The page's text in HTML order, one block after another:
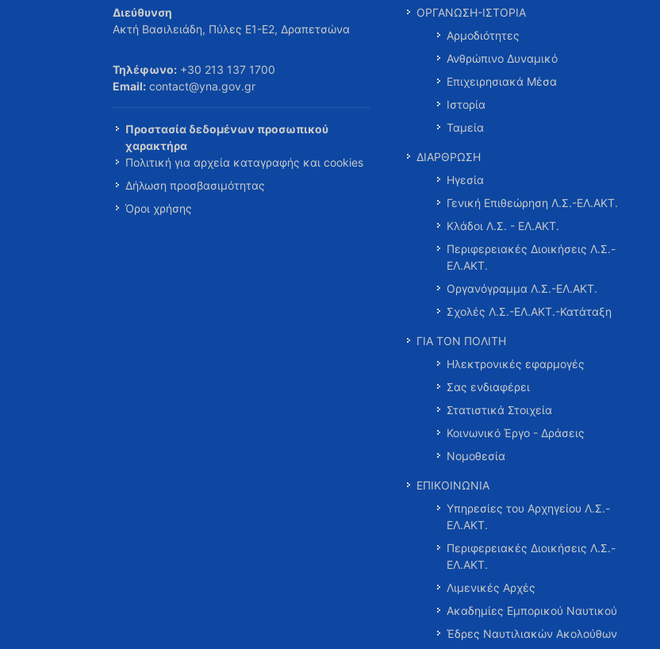
Διεύθυνση
Ακτή Βασιλειάδη, Πύλες Ε1-Ε2, Δραπετσώνα
Τηλέφωνο: +30 213 137 1700
Email: contact@yna.gov.gr
Προστασία δεδομένων προσωπικού
χαρακτήρα
Πολιτική για αρχεία καταγραφής και cookies
Δήλωση προσβασιμότητας
Όροι χρήσης
ΟΡΓΑΝΩΣΗ-ΙΣΤΟΡΙΑ
Αρμοδιότητες
Ανθρώπινο Δυναμικό
Επιχειρησιακά Μέσα
Ιστορία
Ταμεία
ΔΙΑΡΘΡΩΣΗ
Ηγεσία
Γενική Επιθεώρηση Λ.Σ.-ΕΛ.ΑΚΤ.
Κλάδοι Λ.Σ. - ΕΛ.ΑΚΤ.
Περιφερειακές Διοικήσεις Λ.Σ.-
ΕΛ.ΑΚΤ.
Οργανόγραμμα Λ.Σ.-ΕΛ.ΑΚΤ.
Σχολές Λ.Σ.-ΕΛ.ΑΚΤ.-Κατάταξη
ΓΙΑ ΤΟΝ ΠΟΛΙΤΗ
Ηλεκτρονικές εφαρμογές
Σας ενδιαφέρει
Στατιστικά Στοιχεία
Κοινωνικό Έργο - Δράσεις
Νομοθεσία
ΕΠΙΚΟΙΝΩΝΙΑ
Υπηρεσίες του Αρχηγείου Λ.Σ.-
ΕΛ.ΑΚΤ.
Περιφερειακές Διοικήσεις Λ.Σ.-
ΕΛ.ΑΚΤ.
Λιμενικές Αρχές
Ακαδημίες Εμπορικού Ναυτικού
Έδρες Ναυτιλιακών Ακολούθων